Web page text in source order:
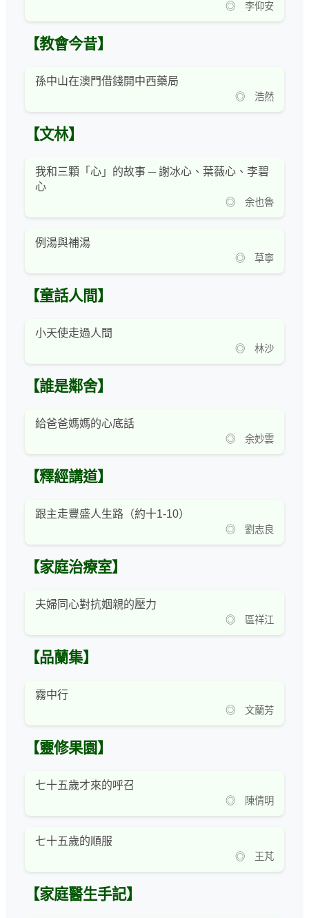
◎ 李仰安
【教會今昔】
孫中山在澳門借錢開中西藥局
◎ 浩然
【文林】
我和三顆「心」的故事 ─ 謝冰心、葉薇心、李碧
心
◎ 余也魯
例湯與補湯
◎ 草寧
【童話人間】
小天使走過人間
◎ 林沙
【誰是鄰舍】
給爸爸媽媽的心底話
◎ 余妙雲
【釋經講道】
跟主走豐盛人生路（約十1-10）
◎ 劉志良
【家庭治療室】
夫婦同心對抗姻親的壓力
◎ 區祥江
【品蘭集】
霧中行
◎ 文蘭芳
【靈修果園】
七十五歲才來的呼召
◎ 陳倩明
七十五歲的順服
◎ 王芃
【家庭醫生手記】